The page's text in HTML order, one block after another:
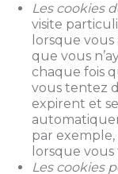
Les cookies
visite
lorsque
que vous
chaque fois
vous tentez
expirent et
par
lorsque
Les cookies